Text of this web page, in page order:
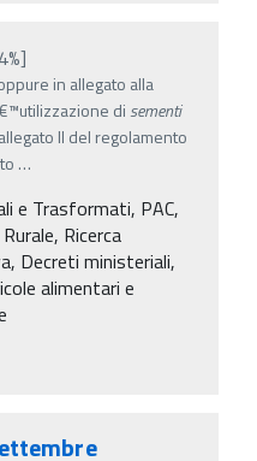
in allegato alla
di sementi
II del regolamento
…
e Trasformati, PAC,
Ricerca
Decreti ministeriali,
alimentari e